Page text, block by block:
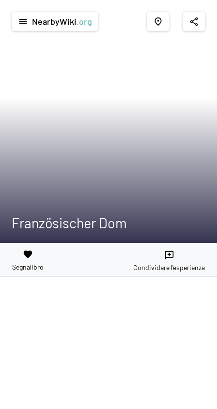
menu NearbyWiki .org place share
Französischer Dom
favorite
Segnalibro
reviews
Condividere l'esperienza